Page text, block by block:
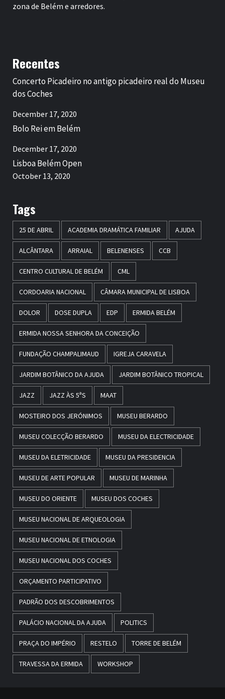
zona de Belém e arredores.
Recentes
Concerto Picadeiro no antigo picadeiro real do Museu
dos Coches
December 17, 2020
Bolo Rei em Belém
December 17, 2020
Lisboa Belém Open
October 13, 2020
Tags
25 DE ABRIL ACADEMIA DRAMÁTICA FAMILIAR AJUDA
ALCÂNTARA ARRAIAL BELENENSES CCB
CENTRO CULTURAL DE BELÉM CML
CORDOARIA NACIONAL CÂMARA MUNICIPAL DE LISBOA
DOLOR DOSE DUPLA EDP ERMIDA BELÉM
ERMIDA NOSSA SENHORA DA CONCEIÇÃO
FUNDAÇÃO CHAMPALIMAUD IGREJA CARAVELA
JARDIM BOTÂNICO DA AJUDA JARDIM BOTÂNICO TROPICAL
JAZZ JAZZ ÀS 5ªS MAAT
MOSTEIRO DOS JERÓNIMOS MUSEU BERARDO
MUSEU COLECÇÃO BERARDO MUSEU DA ELECTRICIDADE
MUSEU DA ELETRICIDADE MUSEU DA PRESIDENCIA
MUSEU DE ARTE POPULAR MUSEU DE MARINHA
MUSEU DO ORIENTE MUSEU DOS COCHES
MUSEU NACIONAL DE ARQUEOLOGIA
MUSEU NACIONAL DE ETNOLOGIA
MUSEU NACIONAL DOS COCHES
ORÇAMENTO PARTICIPATIVO
PADRÃO DOS DESCOBRIMENTOS
PALÁCIO NACIONAL DA AJUDA POLITICS
PRAÇA DO IMPÉRIO RESTELO TORRE DE BELÉM
TRAVESSA DA ERMIDA WORKSHOP